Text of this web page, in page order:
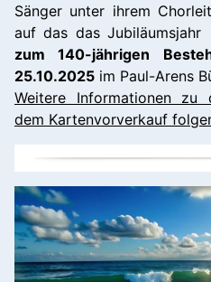
Sänger unter ihrem
auf das das Jubiläumsjahr
zum 140-jährigen
25.10.2025 im Paul-Arens
Weitere Informationen zu
dem Kartenvorverkauf